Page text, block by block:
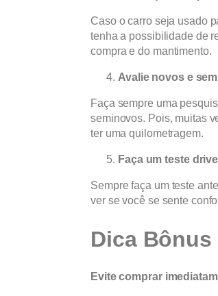
Caso o carro seja usado
tenha a possibilidade de
compra e do mantimento.
Avalie novos e
Faça sempre uma
seminovos. Pois, muitas
ter uma quilometragem.
Faça um teste drive
Sempre faça um teste
ver se você se sente
Dica Bônus
Evite comprar